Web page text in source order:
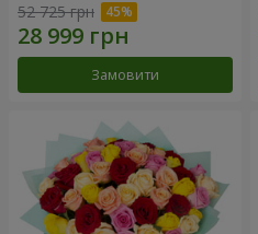
52 725 грн
Замовити